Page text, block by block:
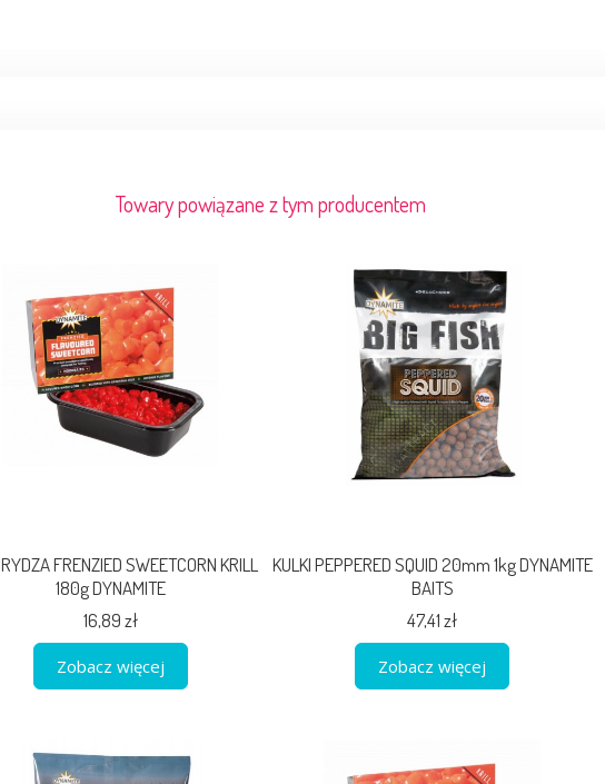
Towary powiązane z tym producentem
FRENZIED SWEETCORN KRILL
180g DYNAMITE
16,89 zł
Zobacz więcej
KULKI PEPPERED SQUID 20mm 1kg DYNAMITE
BAITS
47,41 zł
Zobacz więcej